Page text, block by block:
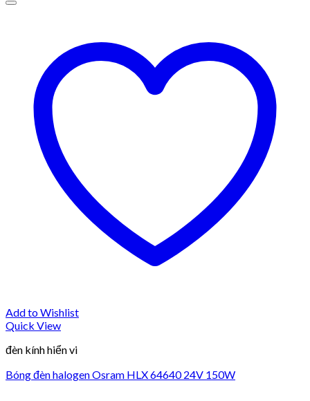
Add to Wishlist
Quick View
đèn kính hiển vi
Bóng đèn halogen Osram HLX 64640 24V 150W